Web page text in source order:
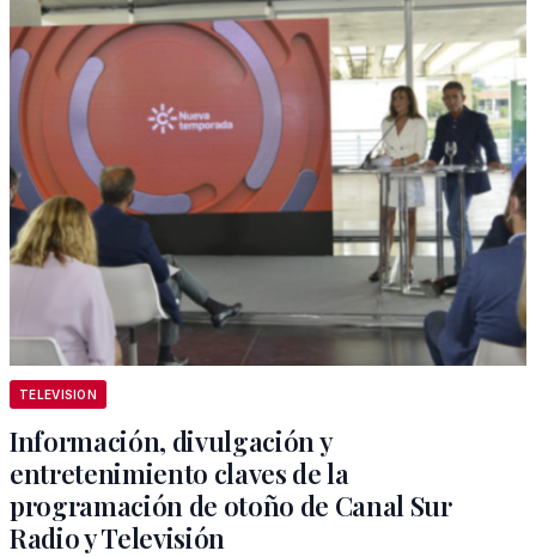
TELEVISION
Información, divulgación y
entretenimiento claves de la
programación de otoño de Canal Sur
Radio y Televisión